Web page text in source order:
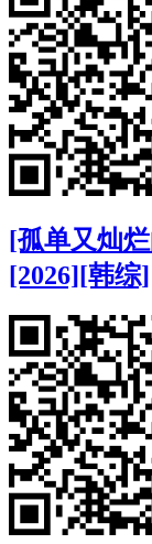
[孤单又灿
[2026][韩综]